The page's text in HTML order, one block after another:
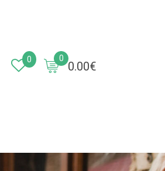
0.00€
0
0